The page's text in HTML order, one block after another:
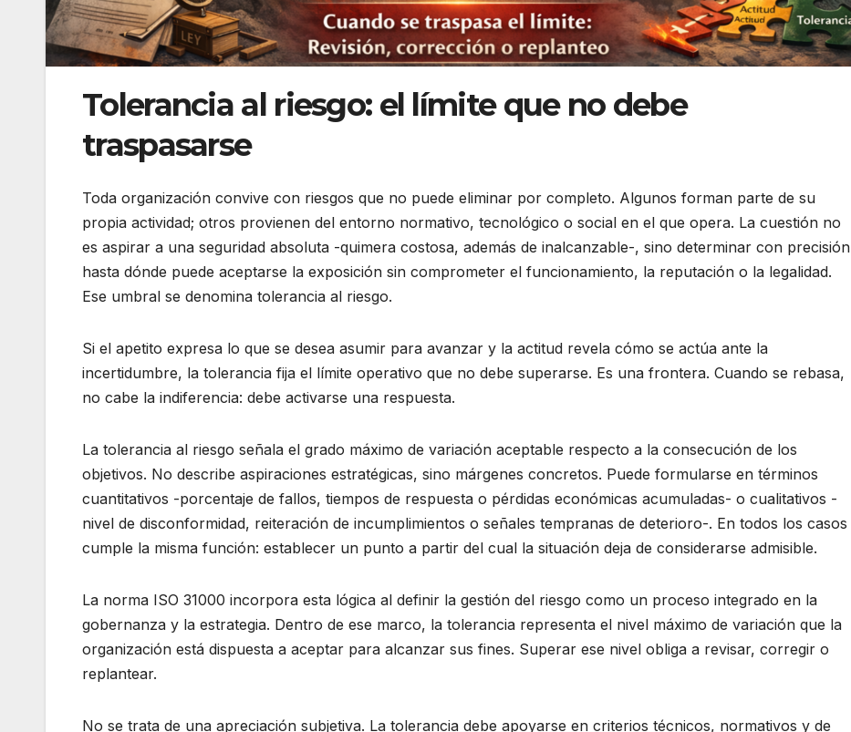
Tolerancia al riesgo: el límite que no debe
traspasarse
Toda organización convive con riesgos que no puede eliminar por completo. Algunos forman parte de su
propia actividad; otros provienen del entorno normativo, tecnológico o social en el que opera. La cuestión no
es aspirar a una seguridad absoluta -quimera costosa, además de inalcanzable-, sino determinar con precisión
hasta dónde puede aceptarse la exposición sin comprometer el funcionamiento, la reputación o la legalidad.
Ese umbral se denomina tolerancia al riesgo.
Si el apetito expresa lo que se desea asumir para avanzar y la actitud revela cómo se actúa ante la
incertidumbre, la tolerancia fija el límite operativo que no debe superarse. Es una frontera. Cuando se rebasa,
no cabe la indiferencia: debe activarse una respuesta.
La tolerancia al riesgo señala el grado máximo de variación aceptable respecto a la consecución de los
objetivos. No describe aspiraciones estratégicas, sino márgenes concretos. Puede formularse en términos
cuantitativos -porcentaje de fallos, tiempos de respuesta o pérdidas económicas acumuladas- o cualitativos -
nivel de disconformidad, reiteración de incumplimientos o señales tempranas de deterioro-. En todos los casos
cumple la misma función: establecer un punto a partir del cual la situación deja de considerarse admisible.
La norma ISO 31000 incorpora esta lógica al definir la gestión del riesgo como un proceso integrado en la
gobernanza y la estrategia. Dentro de ese marco, la tolerancia representa el nivel máximo de variación que la
organización está dispuesta a aceptar para alcanzar sus fines. Superar ese nivel obliga a revisar, corregir o
replantear.
No se trata de una apreciación subjetiva. La tolerancia debe apoyarse en criterios técnicos, normativos y de